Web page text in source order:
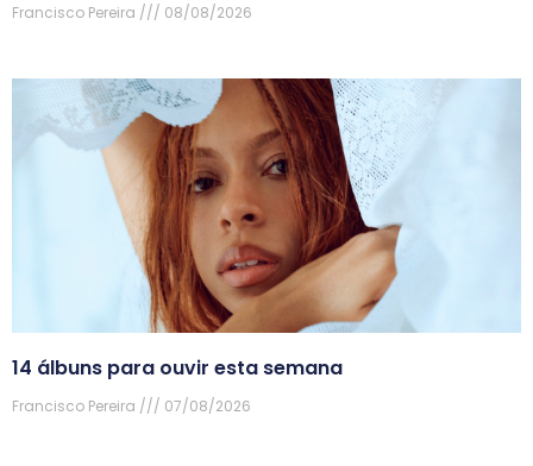
Francisco Pereira 08/08/2026
14 álbuns para ouvir esta semana
Francisco Pereira 07/08/2026